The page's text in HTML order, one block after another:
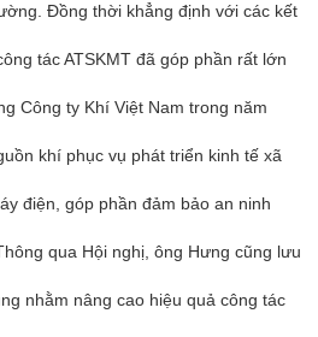
Đồng thời khẳng định với các kết
tác ATSKMT đã góp phần rất lớn
Công ty Khí Việt Nam trong năm
khí phục vụ phát triển kinh tế xã
điện, góp phần đảm bảo an ninh
qua Hội nghị, ông Hưng cũng lưu
nhằm nâng cao hiệu quả công tác